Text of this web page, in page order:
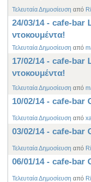
Τελευταία Δημοσίευση από
24/03/14 - cafe-bar
ντοκουμέντα!
Τελευταία Δημοσίευση από
17/02/14 - cafe-bar
ντοκουμέντα!
Τελευταία Δημοσίευση από
10/02/14 - cafe-bar
Τελευταία Δημοσίευση από
03/02/14 - cafe-bar
Τελευταία Δημοσίευση από
06/01/14 - cafe-bar
Τελευταία Δημοσίευση από